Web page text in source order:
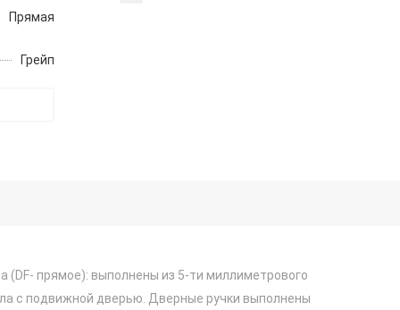
Прямая
Грейп
(DF- прямое): выполнены из 5-ти миллиметрового
с подвижной дверью. Дверные ручки выполнены